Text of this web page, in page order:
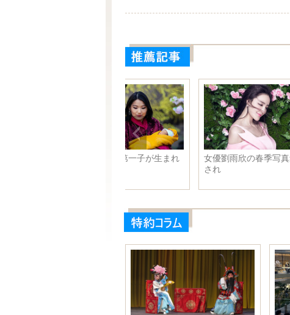
軽食業が中国の都市の起業の新
米豪空軍、F-35編隊が武力誇示